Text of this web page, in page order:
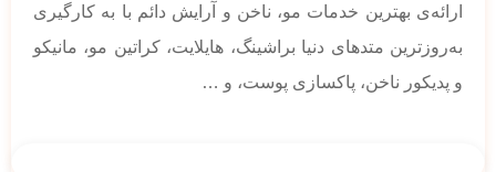
ارائه‌ی بهترین خدمات مو، ناخن و آرایش دائم با به کارگیری
به‌روزترین متدهای دنیا براشینگ، هایلایت، کراتین مو، مانیکو
و پدیکور ناخن، پاکسازی پوست، و …